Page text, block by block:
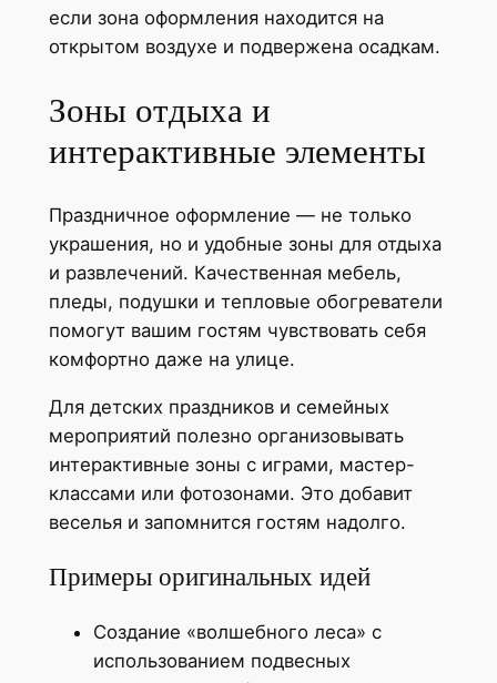
если зона оформления находится на
открытом воздухе и подвержена осадкам.
Зоны отдыха и
интерактивные элементы
Праздничное оформление — не только
украшения, но и удобные зоны для отдыха
и развлечений. Качественная мебель,
пледы, подушки и тепловые обогреватели
помогут вашим гостям чувствовать себя
комфортно даже на улице.
Для детских праздников и семейных
мероприятий полезно организовывать
интерактивные зоны с играми, мастер-
классами или фотозонами. Это добавит
веселья и запомнится гостям надолго.
Примеры оригинальных идей
Создание «волшебного леса» с
использованием подвесных